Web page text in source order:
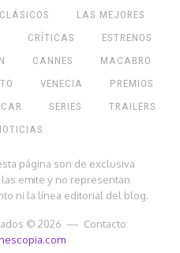
CLÁSICOS
LAS MEJORES
CRÍTICAS
ESTRENOS
CANNES
MACABRO
VENECIA
PREMIOS
SERIES
TRAILERS
página son de exclusiva
emite y no representan
ni la línea editorial del blog.
© 2026 — Contacto: